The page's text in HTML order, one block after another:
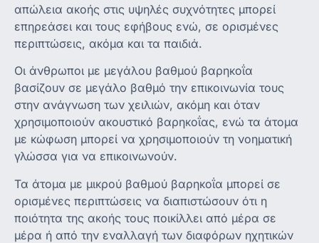
απώλεια ακοής στις υψηλές συχνότητες μπορεί
επηρεάσει και τους εφήβους ενώ, σε ορισμένες
περιπτώσεις, ακόμα και τα παιδιά.
Οι άνθρωποι με μεγάλου βαθμού βαρηκοΐα
βασίζουν σε μεγάλο βαθμό την επικοινωνία τους
στην ανάγνωση των χειλιών, ακόμη και όταν
χρησιμοποιούν ακουστικό βαρηκοΐας, ενώ τα άτομα
με κώφωση μπορεί να χρησιμοποιούν τη νοηματική
γλώσσα για να επικοινωνούν.
Τα άτομα με μικρού βαθμού βαρηκοΐα μπορεί σε
ορισμένες περιπτώσεις να διαπιστώσουν ότι η
ποιότητα της ακοής τους ποικίλλει από μέρα σε
μέρα ή από την εναλλαγή των διαφόρων ηχητικών